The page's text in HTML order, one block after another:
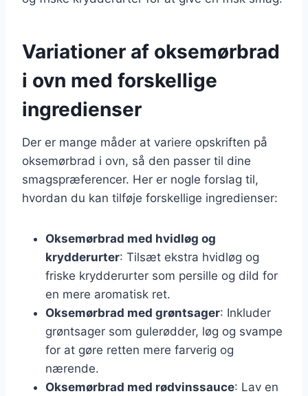
Variationer af oksemørbrad
i ovn med forskellige
ingredienser
Der er mange måder at variere opskriften på
oksemørbrad i ovn, så den passer til dine
smagspræferencer. Her er nogle forslag til,
hvordan du kan tilføje forskellige ingredienser:
Oksemørbrad med hvidløg og
krydderurter: Tilsæt ekstra hvidløg og
friske krydderurter som persille og dild for
en mere aromatisk ret.
Oksemørbrad med grøntsager: Inkluder
grøntsager som gulerødder, løg og svampe
for at gøre retten mere farverig og
nærende.
Oksemørbrad med rødvinssauce: Lav en